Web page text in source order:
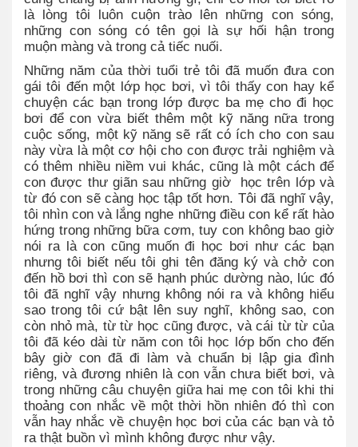
là lòng tôi luôn cuộn trào lên những con sóng,
những con sóng có tên gọi là sự hối hận trong
muộn màng và trong cả tiếc nuối.
Những năm của thời tuổi trẻ tôi đã muốn đưa con
gái tôi đến một lớp học bơi, vì tôi thấy con hay kể
chuyện các bạn trong lớp được ba mẹ cho đi học
bơi để con vừa biết thêm một kỹ năng nữa trong
cuộc sống, một kỹ năng sẽ rất có ích cho con sau
này vừa là một cơ hội cho con được trải nghiệm và
có thêm nhiều niềm vui khác, cũng là một cách để
con được thư giãn sau những giờ
học trên lớp và
từ đó con sẽ càng học tập tốt hơn. Tôi đã nghĩ vậy,
tôi nhìn con và lắng nghe những điều con kể rất hào
hứng trong những bữa cơm, tuy con không bao giờ
nói ra là con cũng muốn đi học bơi như các bạn
nhưng tôi biết nếu tôi ghi tên đăng ký và chở con
đến hồ bơi thì con sẽ hạnh phúc dường nào, lúc đó
tôi đã nghĩ vậy nhưng không nói ra và không hiểu
sao trong tôi cứ bật lên suy nghĩ, không sao, con
còn nhỏ mà, từ từ học cũng được, và cái từ từ của
tôi đã kéo dài từ năm con tôi học lớp bốn cho đến
bây giờ con đã đi làm và chuẩn bị lập gia đình
riêng, và đương nhiên là con vẫn chưa biết bơi, và
trong những câu chuyện giữa hai mẹ con tôi khi thi
thoảng con nhắc về một thời hồn nhiên đó thì con
vẫn hay nhắc về chuyện học bơi của các bạn và tỏ
ra thật buồn vì mình không được như vậy.